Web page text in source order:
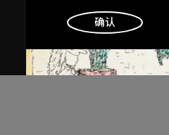
明白
确认